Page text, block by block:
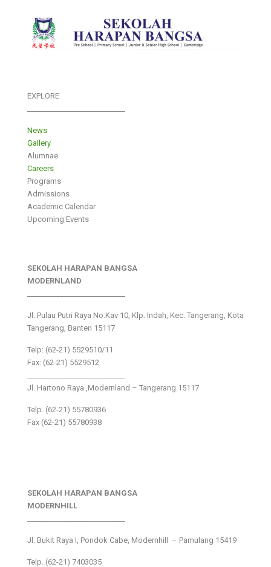
EXPLORE
News
Gallery
Alumnae
Careers
Programs
Admissions
Academic Calendar
Upcoming Events
SEKOLAH HARAPAN BANGSA
MODERNLAND
Jl. Pulau Putri Raya No.Kav 10, Klp. Indah, Kec. Tangerang, Kota
Tangerang, Banten 15117
Telp: (62-21) 5529510/11
Fax: (62-21) 5529512
Jl. Hartono Raya ,Modernland – Tangerang 15117
Telp. (62-21) 55780936
Fax (62-21) 55780938
SEKOLAH HARAPAN BANGSA
MODERNHILL
Jl. Bukit Raya I, Pondok Cabe, Modernhill – Pamulang 15419
Telp. (62-21) 7403035